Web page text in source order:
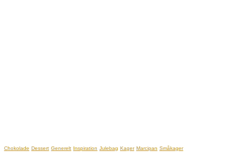
Chokolade Dessert Generelt Inspiration Julebag Kager Marcipan Småkager